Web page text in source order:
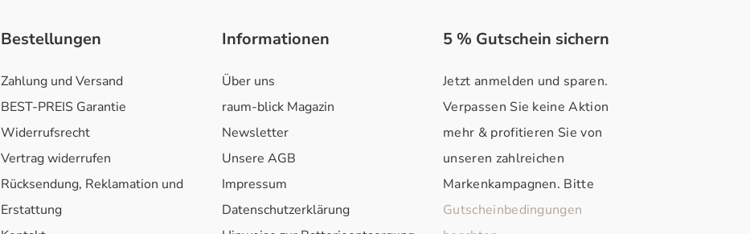
Bestellungen
Zahlung und Versand
BEST-PREIS Garantie
Widerrufsrecht
Vertrag widerrufen
Rücksendung, Reklamation und
Erstattung
Informationen
Über uns
raum-blick Magazin
Newsletter
Unsere AGB
Impressum
Datenschutzerklärung
5 % Gutschein sichern
Jetzt anmelden und sparen.
Verpassen Sie keine Aktion
mehr & profitieren Sie von
unseren zahlreichen
Markenkampagnen. Bitte
Gutscheinbedingungen